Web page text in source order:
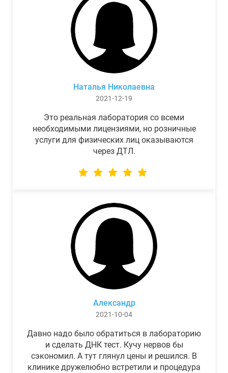
Наталья Николаевна
2021-12-19
Это реальная лаборатория со всеми
необходимыми лицензиями, но розничные
услуги для физических лиц оказываются
через ДТЛ.
Александр
2021-10-04
Давно надо было обратиться в лабораторию
и сделать ДНК тест. Кучу нервов бы
сэкономил. А тут глянул цены и решился. В
клинике дружелюбно встретили и процедура